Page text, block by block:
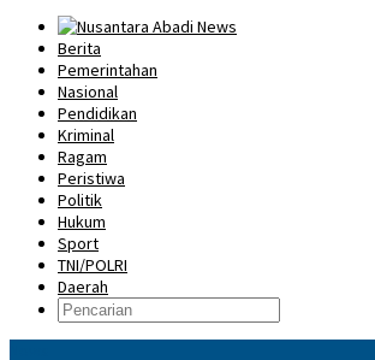
Berita
Pemerintahan
Nasional
Pendidikan
Kriminal
Ragam
Peristiwa
Politik
Hukum
Sport
TNI/POLRI
Daerah